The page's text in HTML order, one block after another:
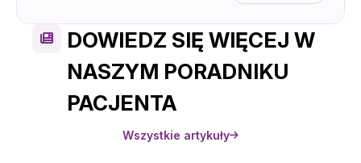
DOWIEDZ SIĘ WIĘCEJ W
NASZYM PORADNIKU
PACJENTA
Wszystkie artykuły